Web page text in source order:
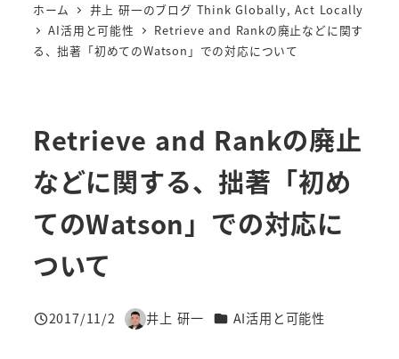
ホーム
井上 研一のブログ Think Globally, Act Locally
AI活用と可能性
Retrieve and Rankの廃止などに関す
る、拙著「初めてのWatson」での対応について
Retrieve and Rankの廃止
などに関する、拙著「初め
てのWatson」での対応に
ついて
投稿日
2017/11/2
著
井上 研一 カテゴリー
AI活用と可能性